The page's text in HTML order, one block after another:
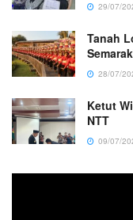
29/07/
Tanah
28/07/
Ketut
NTT
09/07/